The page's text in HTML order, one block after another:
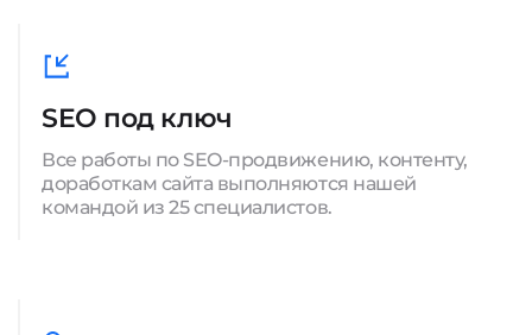
SEO под ключ
Все работы по SEO-продвижению, контенту,
доработкам сайта выполняются нашей
командой из 25 специалистов.